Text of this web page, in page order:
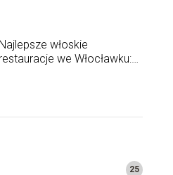
Najlepsze włoskie
restauracje we Włocławku:
25